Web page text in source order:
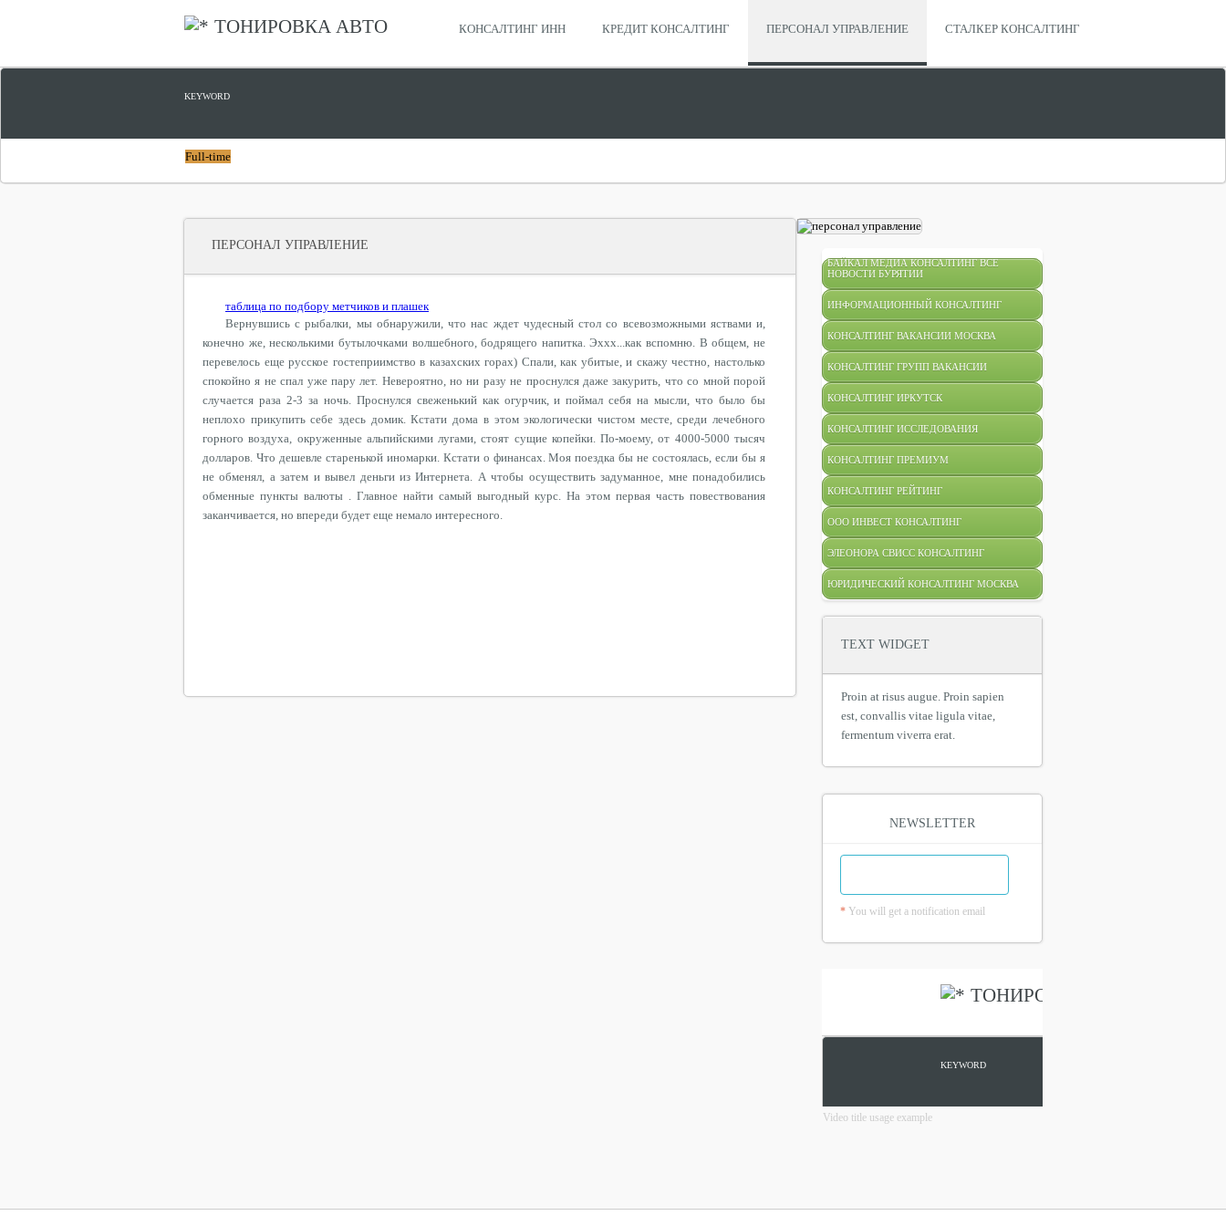
ТОНИРОВКА АВТО КОНСАЛТИНГ ИНН КРЕДИТ КОНСАЛТИНГ ПЕРСОНАЛ УПРАВЛЕНИЕ СТАЛКЕР КОНСАЛТИНГ
KEYWORD
Full-time
ПЕРСОНАЛ УПРАВЛЕНИЕ
таблица по подбору метчиков и плашек
Вернувшись с рыбалки, мы обнаружили, что нас ждет чудесный стол со всевозможными яствами и,
конечно же, несколькими бутылочками волшебного, бодрящего напитка. Эххх...как вспомню. В общем, не
перевелось еще русское гостеприимство в казахских горах) Спали, как убитые, и скажу честно, настолько
спокойно я не спал уже пару лет. Невероятно, но ни разу не проснулся даже закурить, что со мной порой
случается раза 2-3 за ночь. Проснулся свеженький как огурчик, и поймал себя на мысли, что было бы
неплохо прикупить себе здесь домик. Кстати дома в этом экологически чистом месте, среди лечебного
горного воздуха, окруженные альпийскими лугами, стоят сущие копейки. По-моему, от 4000-5000 тысяч
долларов. Что дешевле старенькой иномарки. Кстати о финансах. Моя поездка бы не состоялась, если бы я
не обменял, а затем и вывел деньги из Интернета. А чтобы осуществить задуманное, мне понадобились
обменные пункты валюты . Главное найти самый выгодный курс. На этом первая часть повествования
заканчивается, но впереди будет еще немало интересного.
БАЙКАЛ МЕДИА КОНСАЛТИНГ ВСЕ
НОВОСТИ БУРЯТИИ
ИНФОРМАЦИОННЫЙ КОНСАЛТИНГ
КОНСАЛТИНГ ВАКАНСИИ МОСКВА
КОНСАЛТИНГ ГРУПП ВАКАНСИИ
КОНСАЛТИНГ ИРКУТСК
КОНСАЛТИНГ ИССЛЕДОВАНИЯ
КОНСАЛТИНГ ПРЕМИУМ
КОНСАЛТИНГ РЕЙТИНГ
ООО ИНВЕСТ КОНСАЛТИНГ
ЭЛЕОНОРА СВИСС КОНСАЛТИНГ
ЮРИДИЧЕСКИЙ КОНСАЛТИНГ МОСКВА
TEXT WIDGET
Proin at risus augue. Proin sapien
est, convallis vitae ligula vitae,
fermentum viverra erat.
NEWSLETTER
* You will get a notification email
Video title usage example